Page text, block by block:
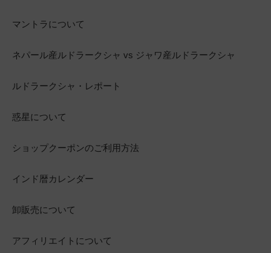
マントラについて
ネパール産ルドラークシャ vs ジャワ産ルドラークシャ
ルドラークシャ・レポート
惑星について
ショップクーポンのご利用方法
インド暦カレンダー
卸販売について
アフィリエイトについて